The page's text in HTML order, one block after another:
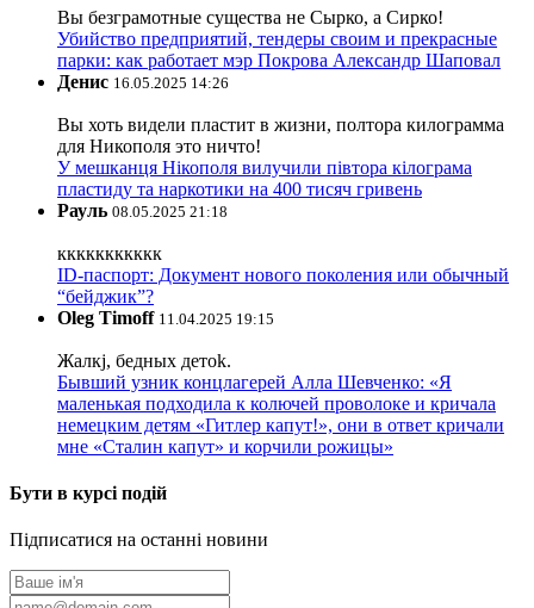
Вы безграмотные существа не Сырко, а Сирко!
Убийство предприятий, тендеры своим и прекрасные
парки: как работает мэр Покрова Александр Шаповал
Денис 16.05.2025 14:26
Вы хоть видели пластит в жизни, полтора килограмма
для Никополя это ничто!
У мешканця Нікополя вилучили півтора кілограма
пластиду та наркотики на 400 тисяч гривень
Рауль 08.05.2025 21:18
ккккккккккк
ID-паспорт: Документ нового поколения или обычный
“бейджик”?
Oleg Timoff 11.04.2025 19:15
Жалкj, бедных детok.
Бывший узник концлагерей Алла Шевченко: «Я
маленькая подходила к колючей проволоке и кричала
немецким детям «Гитлер капут!», они в ответ кричали
мне «Сталин капут» и корчили рожицы»
Бути в курсі подій
Підписатися на останні новини